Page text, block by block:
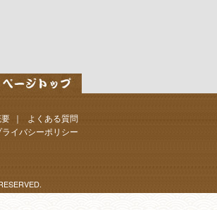
｜
よくある質問
ライバシーポリシー